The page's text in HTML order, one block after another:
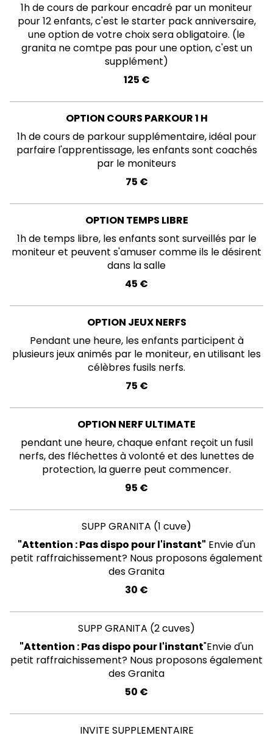
1h de cours de parkour encadré par un moniteur
pour 12 enfants, c'est le starter pack anniversaire,
une option de votre choix sera obligatoire. (le
granita ne comtpe pas pour une option, c'est un
supplément)
125 €
OPTION COURS PARKOUR 1 H
1h de cours de parkour supplémentaire, idéal pour
parfaire l'apprentissage, les enfants sont coachés
par le moniteurs
75 €
OPTION TEMPS LIBRE
1h de temps libre, les enfants sont surveillés par le
moniteur et peuvent s'amuser comme ils le désirent
dans la salle
45 €
OPTION JEUX NERFS
Pendant une heure, les enfants participent à
plusieurs jeux animés par le moniteur, en utilisant les
célèbres fusils nerfs.
75 €
OPTION NERF ULTIMATE
pendant une heure, chaque enfant reçoit un fusil
nerfs, des fléchettes à volonté et des lunettes de
protection, la guerre peut commencer.
95 €
SUPP GRANITA (1 cuve)
"Attention : Pas dispo pour l'instant" Envie d'un
petit raffraichissement? Nous proposons également
des Granita
30 €
SUPP GRANITA (2 cuves)
"Attention : Pas dispo pour l'instant"Envie d'un
petit raffraichissement? Nous proposons également
des Granita
50 €
INVITE SUPPLEMENTAIRE